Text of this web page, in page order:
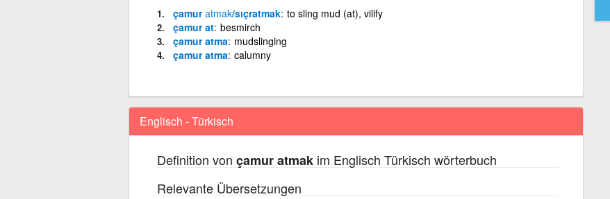
çamuratmak/sıçratmak to sling mud (at), vilify
çamur at besmirch
çamur atma mudslinging
çamur atma calumny
Englisch - Türkisch
Definition von çamur atmakim Englisch Türkisch wörterbuch
Relevante Übersetzungen